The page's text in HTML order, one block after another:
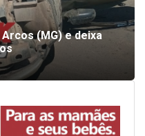
(MG) e deixa